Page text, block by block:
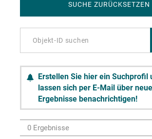
SUCHE ZURÜCKSETZEN
Erstellen Sie hier ein Suchprofil
lassen sich per E-Mail über neue
Ergebnisse benachrichtigen!
0 Ergebnisse